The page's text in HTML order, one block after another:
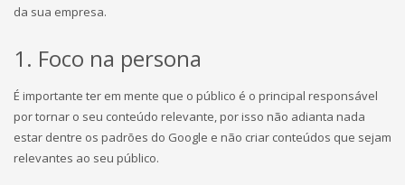
da sua empresa.
1. Foco na persona
É importante ter em mente que o público é o principal responsável
por tornar o seu conteúdo relevante, por isso não adianta nada
estar dentre os padrões do Google e não criar conteúdos que sejam
relevantes ao seu público.